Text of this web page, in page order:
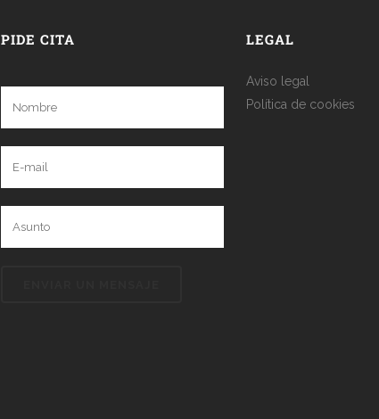
PIDE CITA LEGAL
Aviso legal
Política de cookies